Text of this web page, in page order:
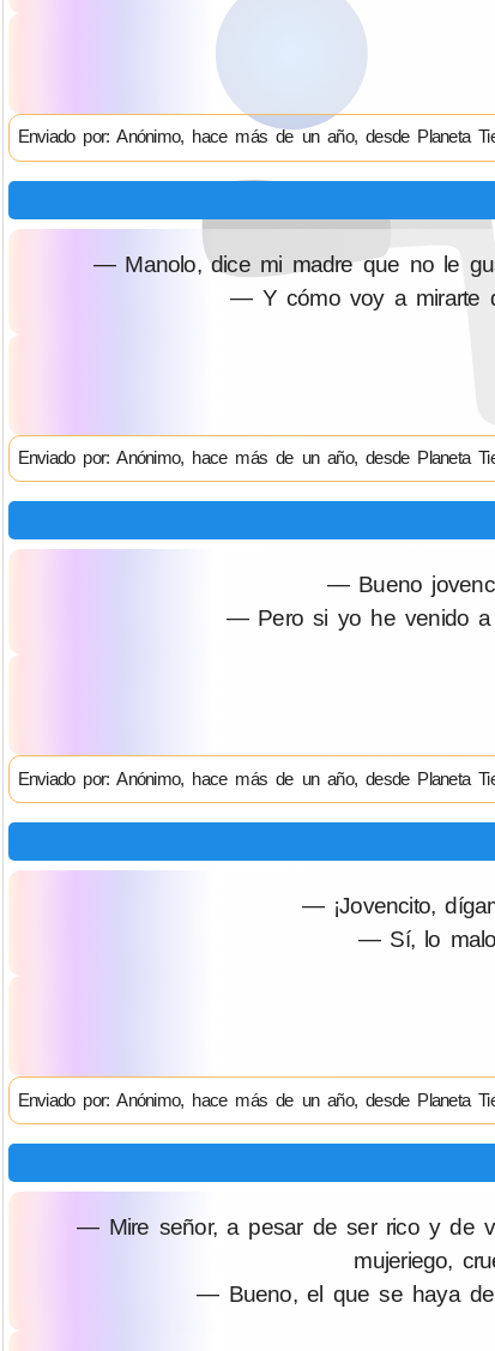
Enviado por: Anónimo, hace más de un año, desde Planeta
— Manolo, dice mi madre que no le
— Y cómo voy a mirarte
Enviado por: Anónimo, hace más de un año, desde Planeta
— Bueno
— Pero si yo he venido a
Enviado por: Anónimo, hace más de un año, desde Planeta
— ¡Jovencito,
— Sí, lo
Enviado por: Anónimo, hace más de un año, desde Planeta
— Mire señor, a pesar de ser rico y de
mujeriego,
— Bueno, el que se haya de